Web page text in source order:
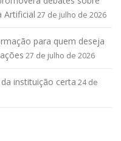
Artificial 27 de julho de 2026
para quem deseja
27 de julho de 2026
instituição certa 24 de